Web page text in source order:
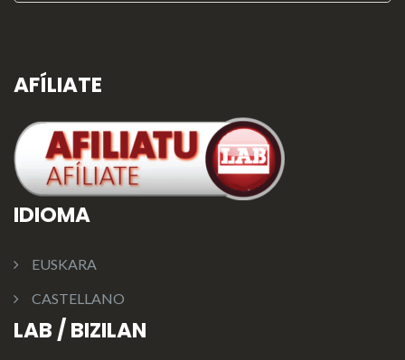
AFÍLIATE
IDIOMA
EUSKARA
CASTELLANO
LAB / BIZILAN